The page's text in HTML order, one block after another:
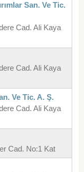
San. Ve Tic.
Cad. Ali Kaya
Cad. Ali Kaya
Ve Tic. A. Ş.
Cad. Ali Kaya
Cad. No:1 Kat